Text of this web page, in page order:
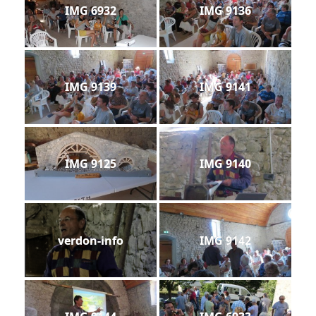
IMG 6932 IMG 9136
IMG 9139 IMG 9141
IMG 9125 IMG 9140
verdon-info IMG 9142